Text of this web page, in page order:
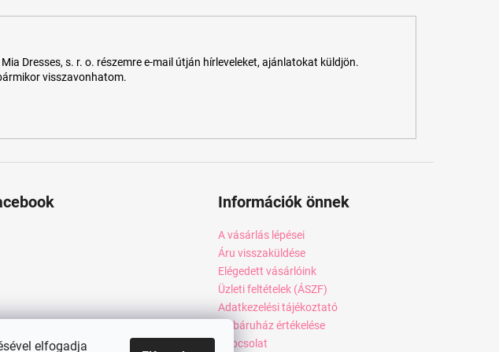
elfogadja
Dresses, s. r. o. részemre e-mail útján hírleveleket, ajánlatokat küldjön.
visszavonhatom.
Információk önnek
A vásárlás lépései
Áru visszaküldése
Elégedett vásárlóink
Üzleti feltételek (ÁSZF)
Adatkezelési tájékoztató
Webáruház értékelése
Kapcsolat